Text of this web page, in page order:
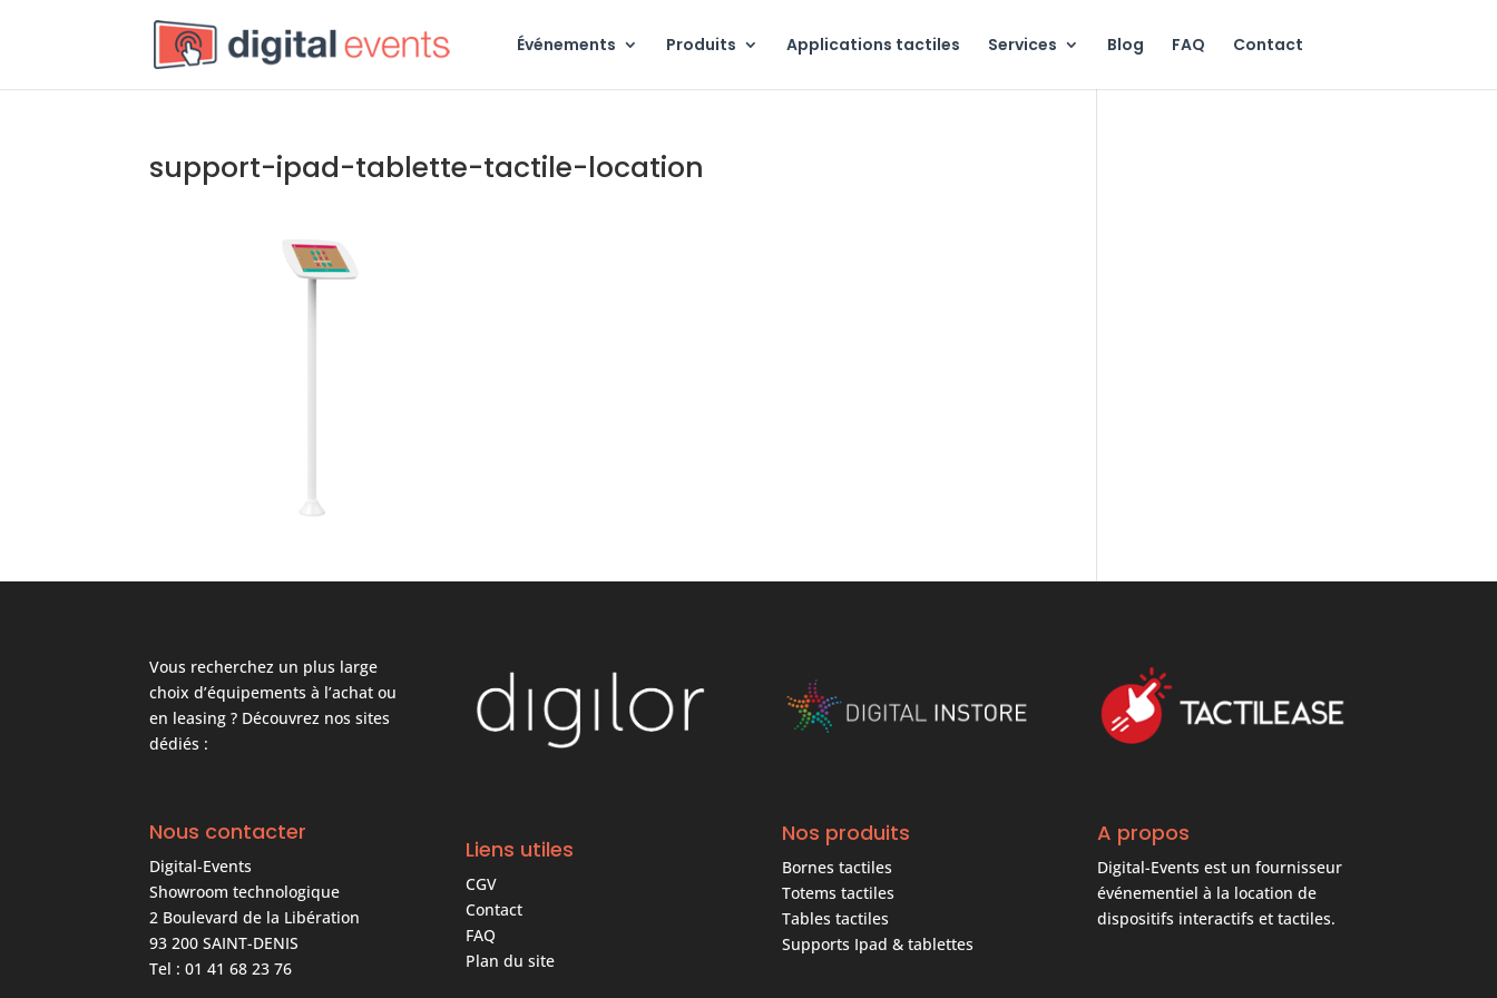
Événements Produits Applications tactiles Services Blog FAQ Contact
support-ipad-tablette-tactile-location
Vous recherchez un plus large
choix d’équipements à l’achat ou
en leasing ? Découvrez nos sites
dédiés :
Nous contacter
Digital-Events
Showroom technologique
2 Boulevard de la Libération
93 200 SAINT-DENIS
Tel : 01 41 68 23 76
Liens utiles
CGV
Contact
FAQ
Plan du site
Nos produits
Bornes tactiles
Totems tactiles
Tables tactiles
Supports Ipad & tablettes
A propos
Digital-Events est un fournisseur
événementiel à la location de
dispositifs interactifs et tactiles.